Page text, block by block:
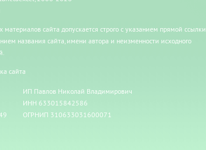
сайта допускается строго с указанием прямой ссылки
названия сайта, имени автора и неизменности исходного
сайта
ИП Павлов Николай Владимирович
ИНН 633015842586
ОГРНИП 310633031600071